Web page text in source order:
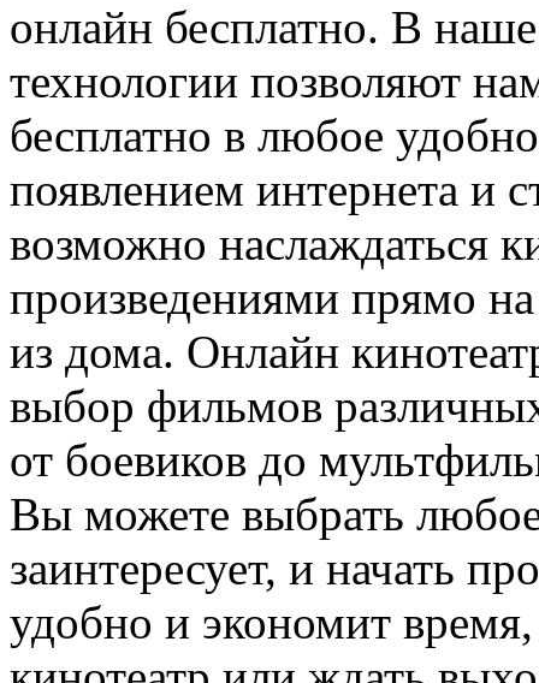
онлайн бесплатно. В
технологии позволяют
бесплатно в любое
появлением интернета и
возможно наслаждаться
произведениями прямо
из дома. Онлайн
выбор фильмов
от боевиков до
Вы можете выбрать
заинтересует, и начать
удобно и экономит